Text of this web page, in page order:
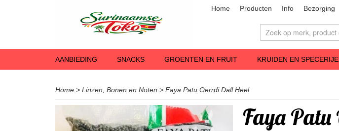
Home Producten Info Bezorging
AANBIEDING SNACKS GROENTEN EN FRUIT KRUIDEN EN
Home > Linzen, Bonen en Noten > Faya Patu Oerrdi Dall Heel
Faya